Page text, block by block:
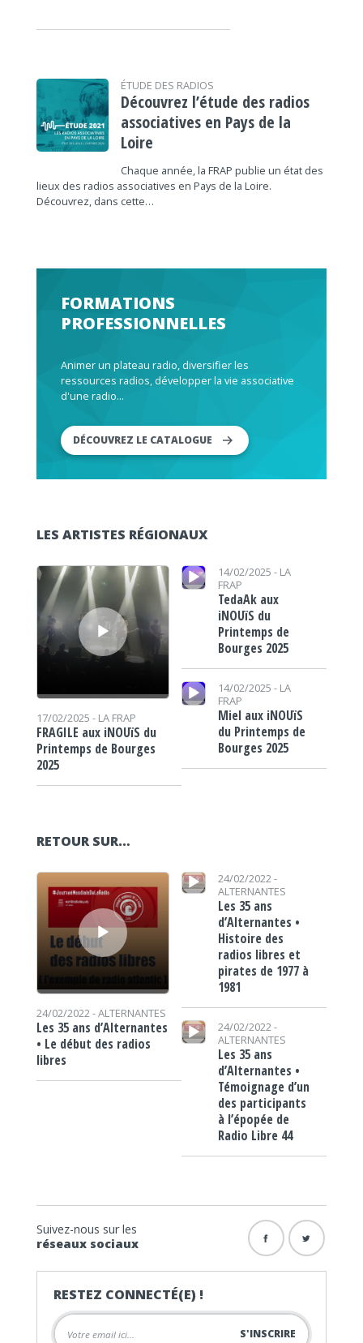
ÉTUDE DES RADIOS
Découvrez l’étude des radios
associatives en Pays de la
Loire
Chaque année, la FRAP publie un état des
lieux des radios associatives en Pays de la Loire.
Découvrez, dans cette…
FORMATIONS
PROFESSIONNELLES
Animer un plateau radio, diversifier les
ressources radios, développer la vie associative
d'une radio...
DÉCOUVREZ LE CATALOGUE
LES ARTISTES RÉGIONAUX
Lecteur audio
17/02/2025 - LA FRAP
FRAGILE aux iNOUïS du
Printemps de Bourges
2025
Lecteur audio 14/02/2025 - LA
FRAP
TedaAk aux
iNOUïS du
Printemps de
Bourges 2025
Lecteur audio
14/02/2025 - LA
FRAP
Miel aux iNOUïS
du Printemps de
Bourges 2025
RETOUR SUR…
Lecteur audio
24/02/2022 -ALTERNANTES
Les 35 ans d’Alternantes
• Le début des radios
libres
Lecteur audio
24/02/2022 -
ALTERNANTES
Les 35 ans
d’Alternantes •
Histoire des
radios libres et
pirates de 1977 à
1981
Lecteur audio
24/02/2022 -
ALTERNANTES
Les 35 ans
d’Alternantes •
Témoignage d’un
des participants
à l’épopée de
Radio Libre 44
Suivez-nous sur les
réseaux sociaux
RESTEZ CONNECTÉ(E) !